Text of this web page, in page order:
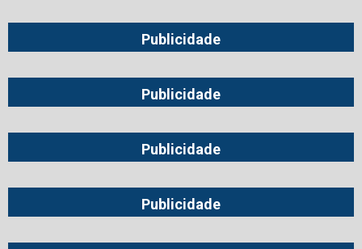
Publicidade
Publicidade
Publicidade
Publicidade